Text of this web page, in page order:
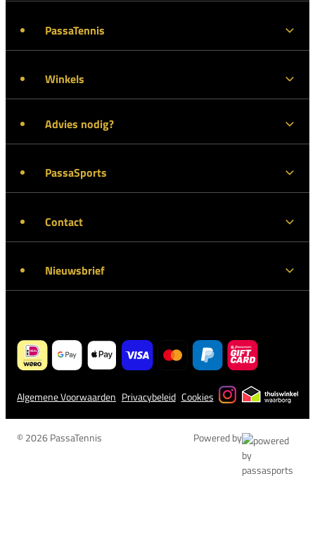
PassaTennis
Winkels
Advies nodig?
PassaSports
Contact
Nieuwsbrief
Algemene Voorwaarden Privacybeleid Cookies
© 2026 PassaTennis Powered by